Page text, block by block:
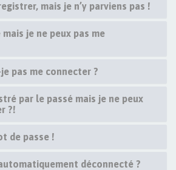
mais je n’y parviens pas !
je ne peux pas me
pas me connecter ?
par le passé mais je ne peux
?!
de passe !
déconnecté ?